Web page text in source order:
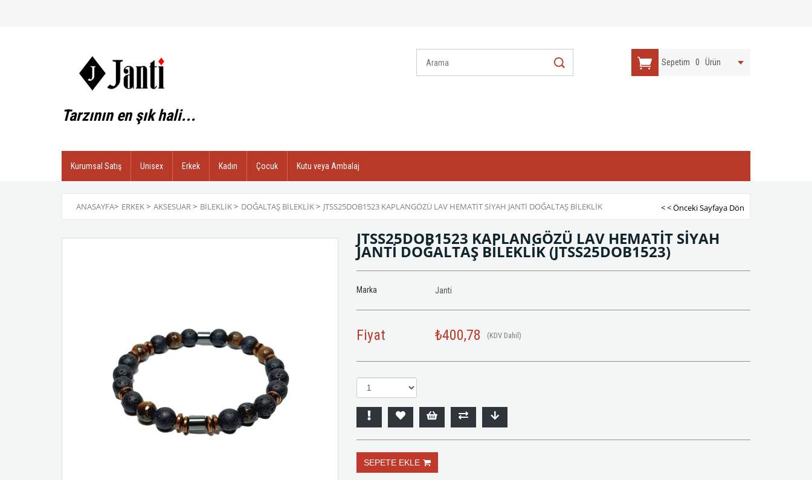
Tarzının en şık hali...
Sepetim 0 Ürün
Kurumsal Satış Unisex Erkek Kadın Çocuk Kutu veya Ambalaj
ANASAYFA> ERKEK> AKSESUAR> BILEKLIK> DOĞALTAŞ BILEKLIK> JTSS25DOB1523 KAPLANGÖZÜ LAV HEMATİT SİYAH JANTİ DOĞALTAŞ BİLEKLİK < < Önceki Sayfaya Dön
JTSS25DOB1523 KAPLANGÖZÜ LAV HEMATİT SİYAH
JANTİ DOĞALTAŞ BİLEKLİK (JTSS25DOB1523)
Marka Janti
Fiyat ₺400,78 (KDV Dahil)